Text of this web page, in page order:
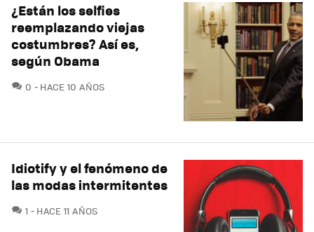
¿Están los selfies
reemplazando viejas
costumbres? Así es,
según Obama
0 COMENTARIOS
HACE 10 AÑOS
Idiotify y el fenómeno de
las modas intermitentes
1 COMENTARIOS
HACE 11 AÑOS